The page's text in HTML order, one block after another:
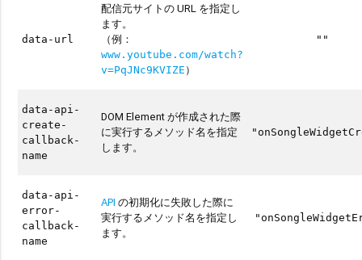
data-url
配信元サイトの URL を指定し
ます。
（例：
www.youtube.com/watch?
v=PqJNc9KVIZE ）
""
data-api-
create-
callback-
name
DOM Element が作成された際
に実行するメソッド名を指定
します。
data-api-
error-
callback-
name
API の初期化に失敗した際に
実行するメソッド名を指定し
ます。